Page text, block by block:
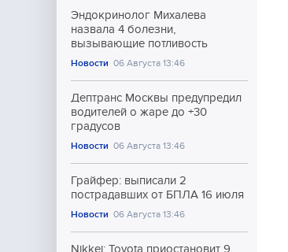
Эндокринолог Михалева
назвала 4 болезни,
вызывающие потливость
Новости 06 Августа 13:46
Дептранс Москвы предупредил
водителей о жаре до +30
градусов
Новости 06 Августа 13:46
Грайфер: выписали 2
пострадавших от БПЛА 16 июля
Новости 06 Августа 13:46
Nikkei: Toyota приостановит 9